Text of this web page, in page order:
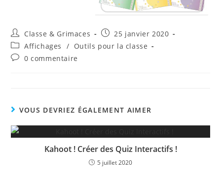
Auteur/autrice
de
la
publication :
Classe & Grimaces
Publication
publiée :
25 janvier 2020
Post
category:
Affichages / Outils pour la classe
Commentaires
0 commentaire
VOUS DEVRIEZ ÉGALEMENT AIMER
Kahoot ! Créer des Quiz Interactifs !
5 juillet 2020